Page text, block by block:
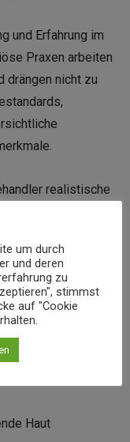
und Erfahrung im
Praxen arbeiten
drängen nicht zu
realistische
der Behandlung
Rückfragen zur
und klare
Vertrauen.
für
um durch
und deren
zu
stimmst
auf "Cookie